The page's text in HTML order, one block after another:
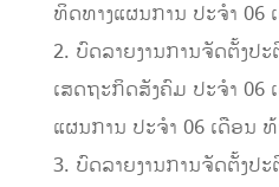
ທິດທາງແຜນການ ປະຈຳ 06
2. ບົດລາຍງານການຈັດຕັ້ງປ
ເສດຖະກິດສັງຄົມ ປະຈຳ 06
ແຜນການ ປະຈຳ 06 ເດືອນ
3. ບົດລາຍງານການຈັດຕັ້ງປ